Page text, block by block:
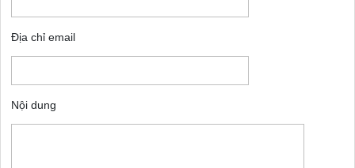
Địa chỉ email
Nội dung